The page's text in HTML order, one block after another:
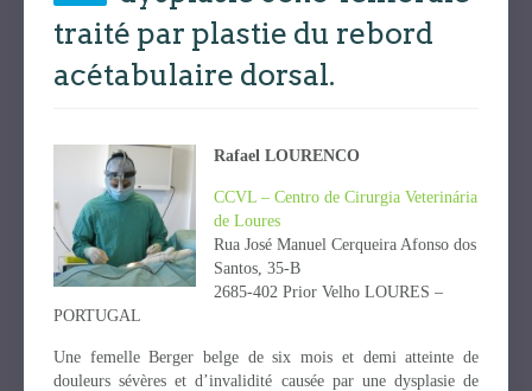
traité par plastie du rebord
acétabulaire dorsal.
Rafael LOURENCO
CCVL – Centro de Cirurgia Veterinária
de Loures
Rua José Manuel Cerqueira Afonso dos
Santos, 35-B
2685-402 Prior Velho LOURES –
PORTUGAL
Une femelle Berger belge de six mois et demi atteinte de
douleurs sévères et d’invalidité causée par une dysplasie de